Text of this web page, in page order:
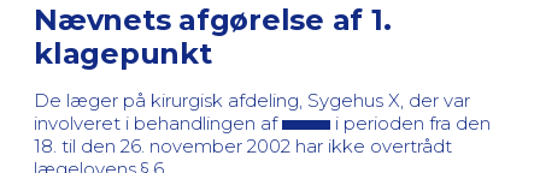
Nævnets afgørelse af 1.
klagepunkt
De læger på kirurgisk afdeling, Sygehus X, der var
involveret i behandlingen af
i perioden fra den
18. til den 26. november 2002 har ikke overtrådt
lægelovens § 6.